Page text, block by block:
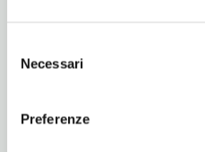
delNecessari
Preferenze
novembre chiuso, dicembre chiuso